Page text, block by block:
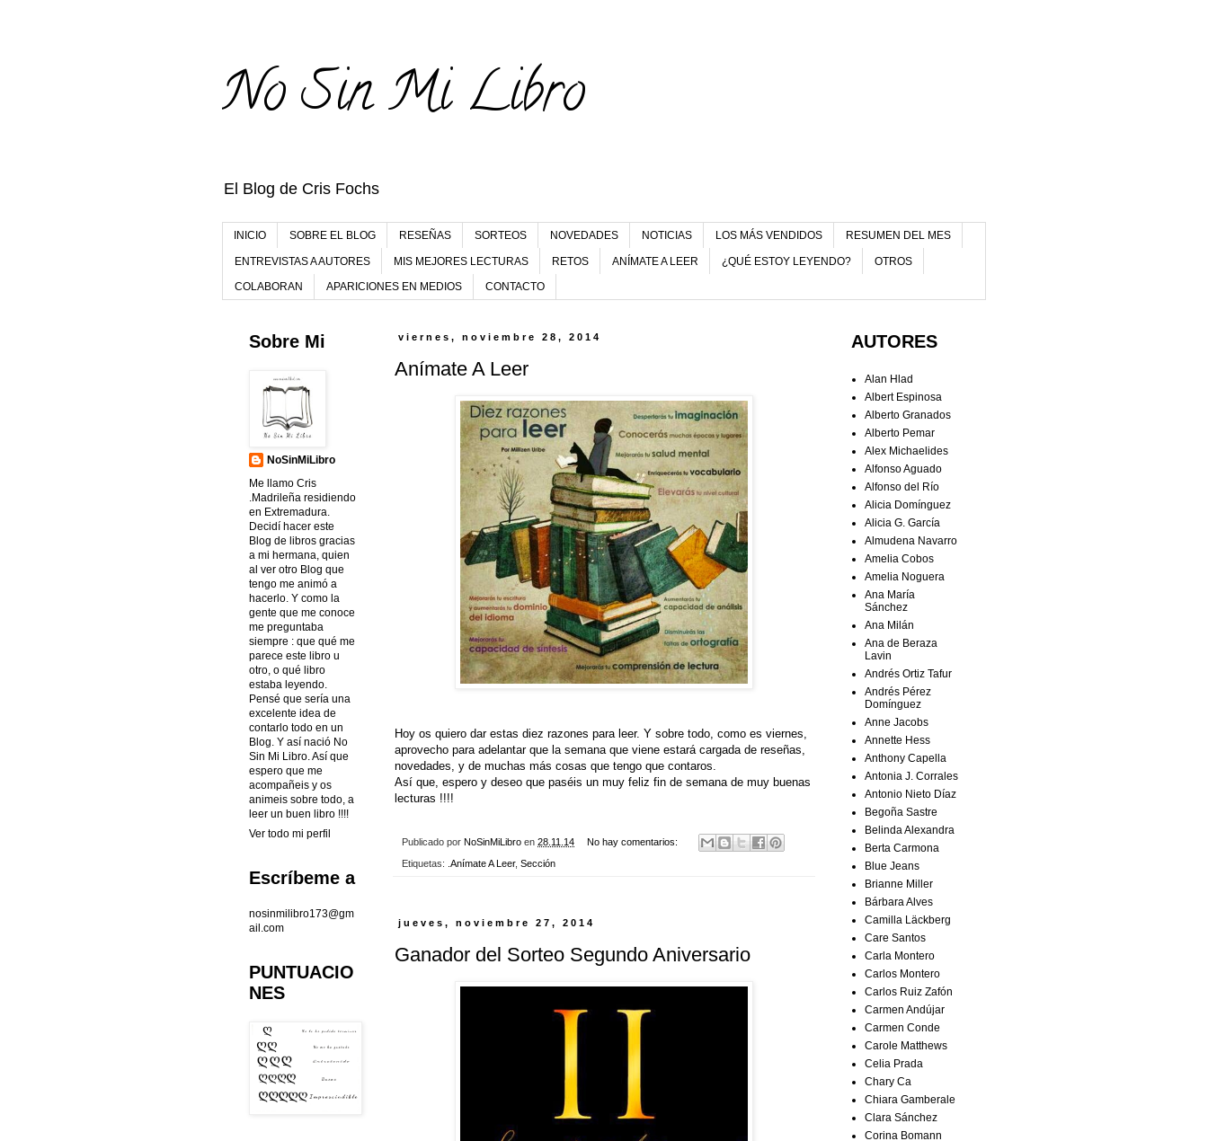
No Sin Mi Libro
El Blog de Cris Fochs
INICIO SOBRE EL BLOG RESEÑAS SORTEOS NOVEDADES NOTICIAS LOS MÁS VENDIDOS RESUMEN DEL MES
ENTREVISTAS A AUTORES MIS MEJORES LECTURAS RETOS ANÍMATE A LEER ¿QUÉ ESTOY LEYENDO? OTROS
COLABORAN APARICIONES EN MEDIOS CONTACTO
viernes, noviembre 28, 2014
Anímate A Leer
Hoy os quiero dar estas diez razones para leer. Y sobre todo, como es viernes,
aprovecho para adelantar que la semana que viene estará cargada de reseñas,
novedades, y de muchas más cosas que tengo que contaros.
Así que, espero y deseo que paséis un muy feliz fin de semana de muy buenas
lecturas !!!!
Publicado por NoSinMiLibro en 28.11.14 No hay comentarios:
Etiquetas: .Anímate A Leer, Sección
jueves, noviembre 27, 2014
Ganador del Sorteo Segundo Aniversario
Sobre Mi
NoSinMiLibro
Me llamo Cris
.Madrileña residiendo
en Extremadura.
Decidí hacer este
Blog de libros gracias
a mi hermana, quien
al ver otro Blog que
tengo me animó a
hacerlo. Y como la
gente que me conoce
me preguntaba
siempre : que qué me
parece este libro u
otro, o qué libro
estaba leyendo.
Pensé que sería una
excelente idea de
contarlo todo en un
Blog. Y así nació No
Sin Mi Libro. Así que
espero que me
acompañeis y os
animeis sobre todo, a
leer un buen libro !!!!
Ver todo mi perfil
Escríbeme a
nosinmilibro173@gm
ail.com
PUNTUACIO
NES
AUTORES
Alan Hlad
Albert Espinosa
Alberto Granados
Alberto Pemar
Alex Michaelides
Alfonso Aguado
Alfonso del Río
Alicia Domínguez
Alicia G. García
Almudena Navarro
Amelia Cobos
Amelia Noguera
Ana María
Sánchez
Ana Milán
Ana de Beraza
Lavin
Andrés Ortiz Tafur
Andrés Pérez
Domínguez
Anne Jacobs
Annette Hess
Anthony Capella
Antonia J. Corrales
Antonio Nieto Díaz
Begoña Sastre
Belinda Alexandra
Berta Carmona
Blue Jeans
Brianne Miller
Bárbara Alves
Camilla Läckberg
Care Santos
Carla Montero
Carlos Montero
Carlos Ruiz Zafón
Carmen Andújar
Carmen Conde
Carole Matthews
Celia Prada
Chary Ca
Chiara Gamberale
Clara Sánchez
Corina Bomann